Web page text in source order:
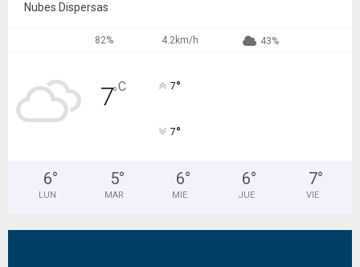
Nubes Dispersas
82% 4.2km/h 43%
7°C 7°
7°
6°
LUN
5°
MAR
6°
MIE
6°
JUE
7°
VIE